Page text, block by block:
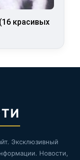
красивых
Эксклюзивный
Новости,